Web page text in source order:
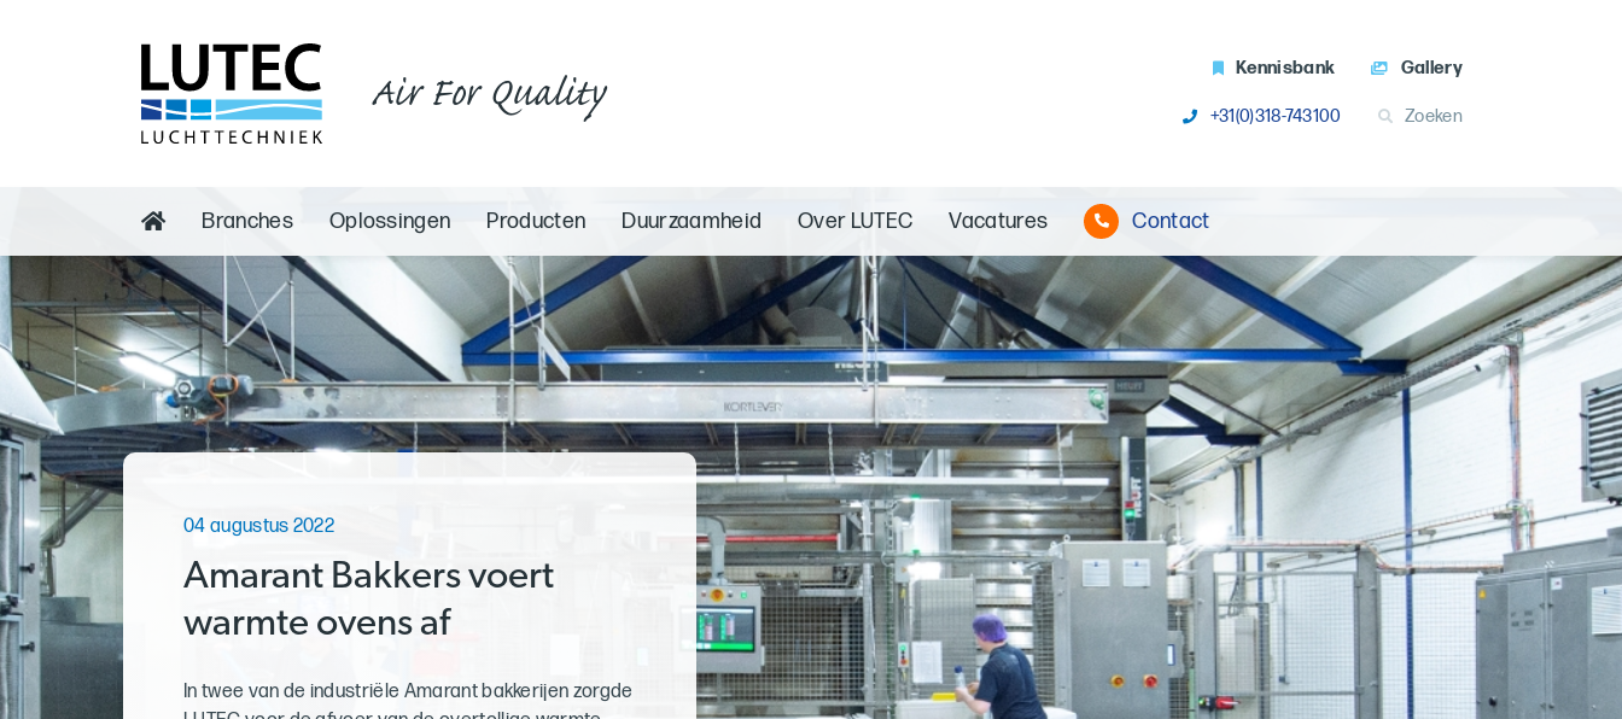
Air For Quality Kennisbank Gallery
+31(0)318-743100 Zoeken
Branches Oplossingen Producten Duurzaamheid Over LUTEC Vacatures Contact
04 augustus 2022
Amarant Bakkers voert
warmte ovens af
In twee van de industriële Amarant bakkerijen zorgde